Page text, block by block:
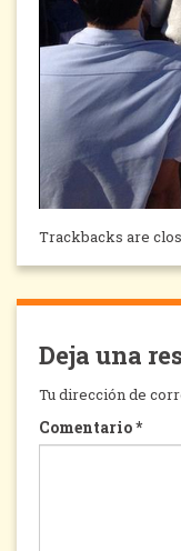
Trackbacks are
Deja una
Tu dirección de
Comentario*